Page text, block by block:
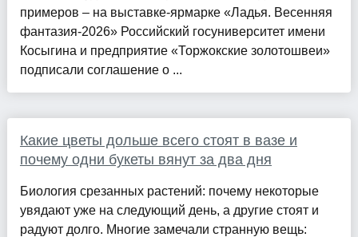
примеров – на выставке-ярмарке «Ладья. Весенняя
фантазия-2026» Российский госуниверситет имени
Косыгина и предприятие «Торжокские золотошвеи»
подписали соглашение о ...
Какие цветы дольше всего стоят в вазе и
почему одни букеты вянут за два дня
Биология срезанных растений: почему некоторые
увядают уже на следующий день, а другие стоят и
радуют долго. Многие замечали странную вещь: